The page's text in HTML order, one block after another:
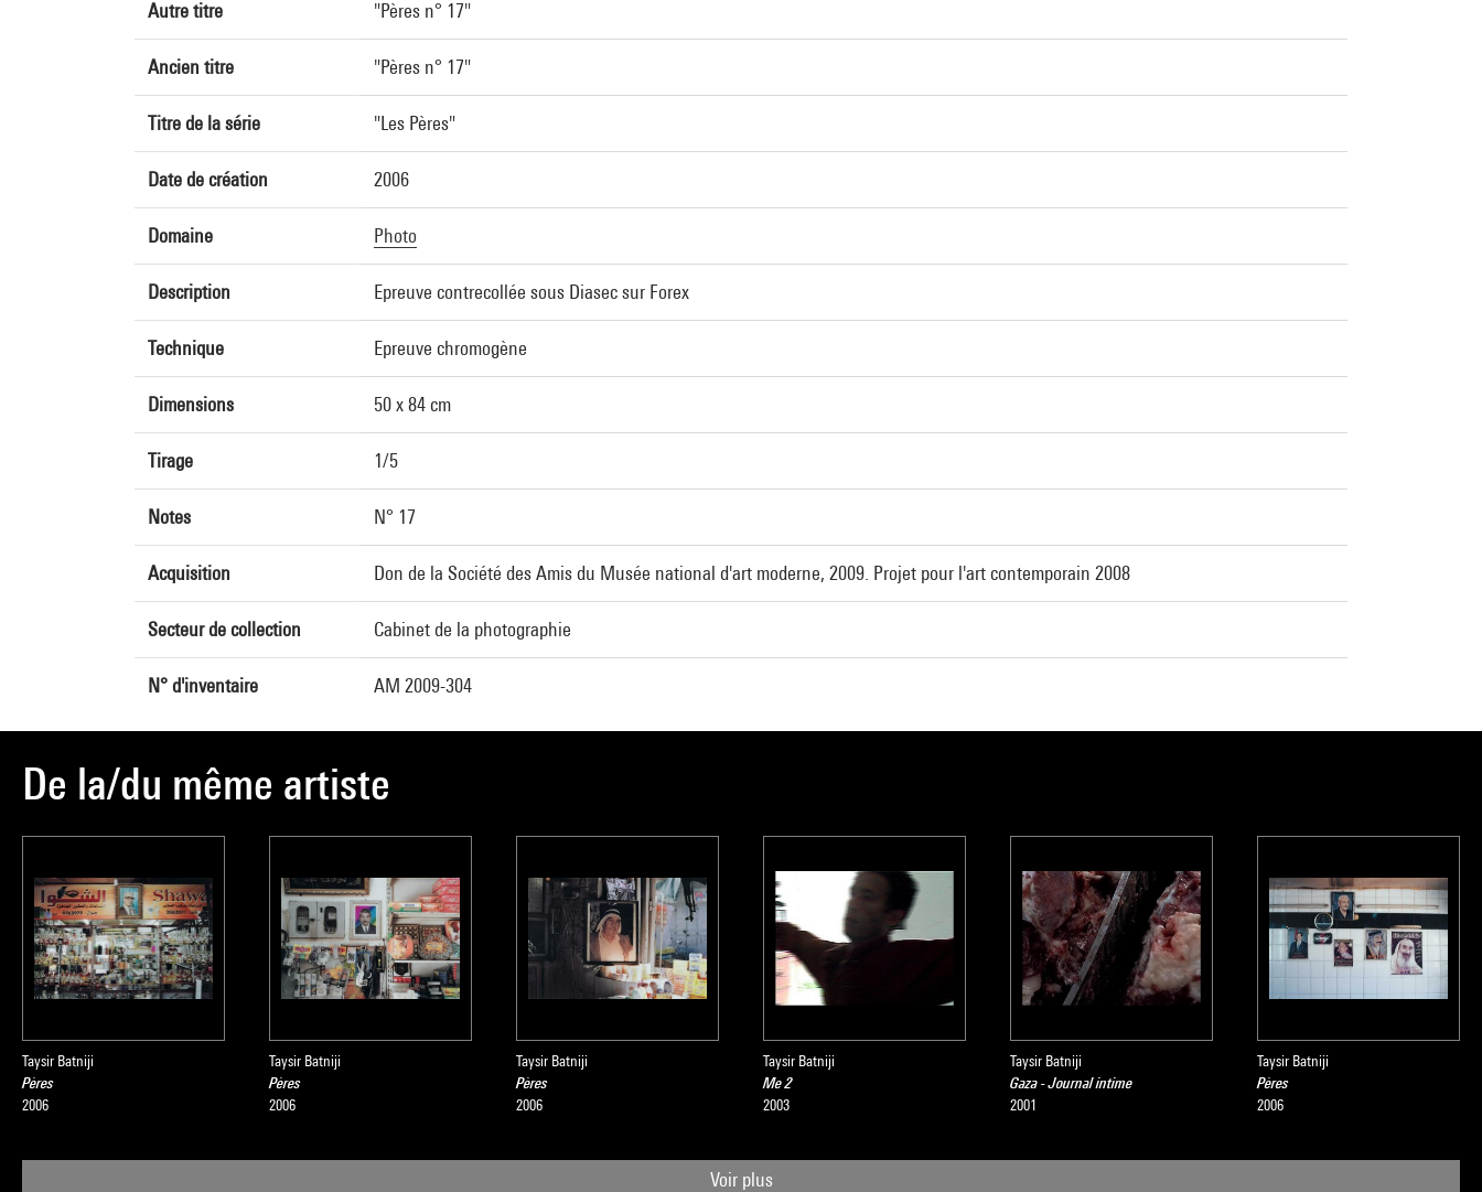
Autre titre "Pères n° 17"
Ancien titre "Pères n° 17"
Titre de la série "Les Pères"
Date de création 2006
Domaine Photo
Description Epreuve contrecollée sous Diasec sur Forex
Technique Epreuve chromogène
Dimensions 50 x 84 cm
Tirage 1/5
Notes N° 17
Acquisition Don de la Société des Amis du Musée national d'art moderne, 2009. Projet pour l'art contemporain 2008
Secteur de collection Cabinet de la photographie
N° d'inventaire AM 2009-304
De la/du même artiste
Taysir Batniji
Pères
2006
Taysir Batniji
Pères
2006
Taysir Batniji
Pères
2006
Taysir Batniji
Me 2
2003
Taysir Batniji
Gaza - Journal intime
2001
Taysir Batniji
Pères
2006
Voir plus